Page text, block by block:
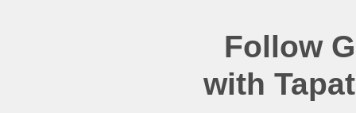
Follow
with